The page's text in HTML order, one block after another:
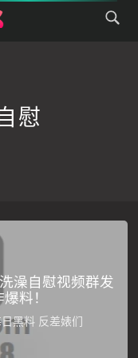
慰
澡自慰视频群发
料！
黑料 反差婊们